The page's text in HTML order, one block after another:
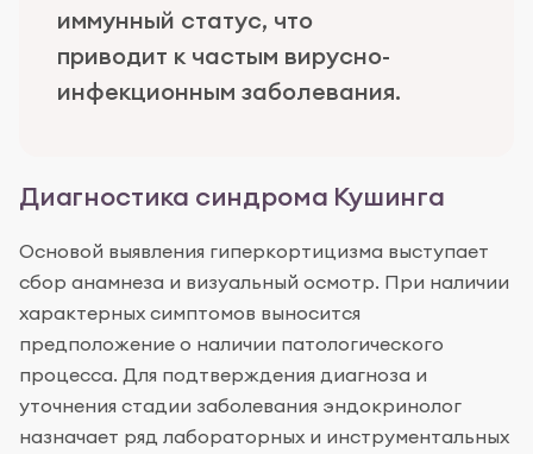
иммунный статус, что
приводит к частым вирусно-
инфекционным заболевания.
Диагностика синдрома Кушинга
Основой выявления гиперкортицизма выступает
сбор анамнеза и визуальный осмотр. При наличии
характерных симптомов выносится
предположение о наличии патологического
процесса. Для подтверждения диагноза и
уточнения стадии заболевания эндокринолог
назначает ряд лабораторных и инструментальных